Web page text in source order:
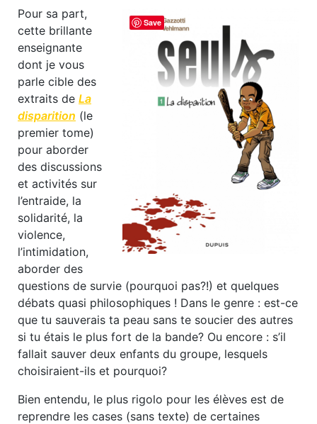
Pour sa part,
cette brillante
enseignante
dont je vous
parle cible des
extraits de La
disparition (le
premier tome)
pour aborder
des discussions
et activités sur
l’entraide, la
solidarité, la
violence,
l’intimidation,
aborder des
questions de survie (pourquoi pas?!) et quelques
débats quasi philosophiques ! Dans le genre : est-ce
que tu sauverais ta peau sans te soucier des autres
si tu étais le plus fort de la bande? Ou encore : s’il
fallait sauver deux enfants du groupe, lesquels
choisiraient-ils et pourquoi?
Bien entendu, le plus rigolo pour les élèves est de
reprendre les cases (sans texte) de certaines
Save